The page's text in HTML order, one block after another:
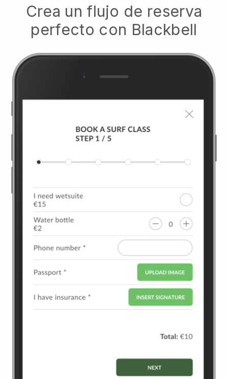
Crea un flujo de reserva
perfecto con Blackbell